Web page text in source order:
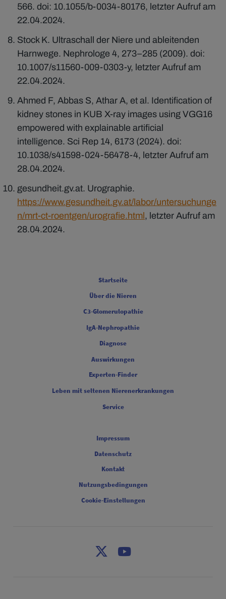
566. doi: 10.1055/b-0034-80176, letzter Aufruf am
22.04.2024.
Stock K. Ultraschall der Niere und ableitenden
Harnwege. Nephrologe 4, 273–285 (2009). doi:
10.1007/s11560-009-0303-y, letzter Aufruf am
22.04.2024.
Ahmed F, Abbas S, Athar A, et al. Identification of
kidney stones in KUB X-ray images using VGG16
empowered with explainable artificial
intelligence. Sci Rep 14, 6173 (2024). doi:
10.1038/s41598-024-56478-4, letzter Aufruf am
28.04.2024.
gesundheit.gv.at. Urographie.
https://www.gesundheit.gv.at/labor/untersuchunge
n/mrt-ct-roentgen/urografie.html, letzter Aufruf am
28.04.2024.
Startseite
Über die Nieren
C3-Glomerulopathie
IgA-Nephropathie
Diagnose
Auswirkungen
Experten-Finder
Leben mit seltenen Nierenerkrankungen
Service
Impressum
Datenschutz
Kontakt
Nutzungsbedingungen
Cookie-Einstellungen